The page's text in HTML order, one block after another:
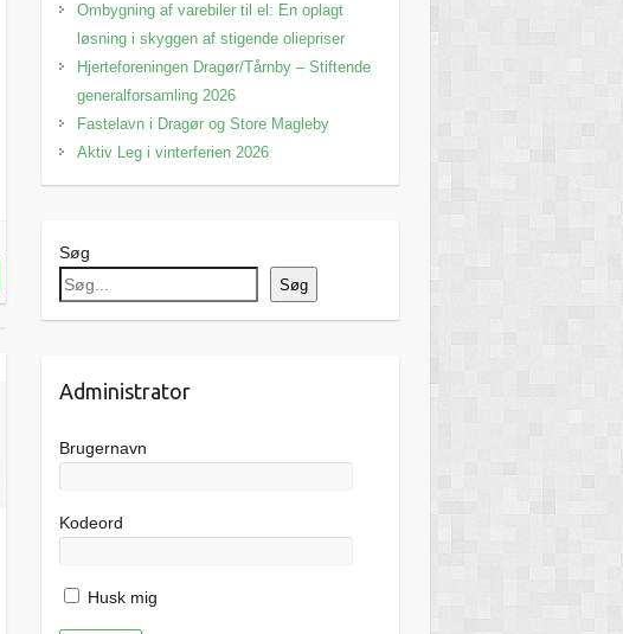
Ombygning af varebiler til el: En oplagt
løsning i skyggen af stigende oliepriser
Hjerteforeningen Dragør/Tårnby – Stiftende
generalforsamling 2026
Fastelavn i Dragør og Store Magleby
Aktiv Leg i vinterferien 2026
Søg
Søg
Administrator
Brugernavn
Kodeord
Husk mig